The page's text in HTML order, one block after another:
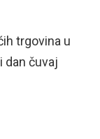
trgovina u
dan čuvaj